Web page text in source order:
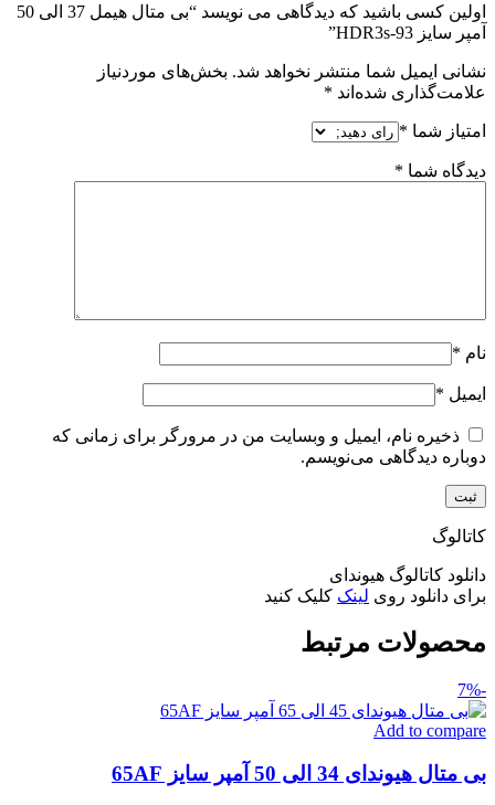
اولین کسی باشید که دیدگاهی می نویسد “بی متال هیمل 37 الی 50
آمپر سایز HDR3s-93”
نشانی ایمیل شما منتشر نخواهد شد. بخش‌های موردنیاز
علامت‌گذاری شده‌اند *
امتیاز شما *
دیدگاه شما *
نام *
ایمیل *
ذخیره نام، ایمیل و وبسایت من در مرورگر برای زمانی که
دوباره دیدگاهی می‌نویسم.
کاتالوگ
دانلود کاتالوگ هیوندای
برای دانلود روی لینک کلیک کنید
محصولات مرتبط
-7%
Add to compare
بی متال هیوندای 34 الی 50 آمپر سایز 65AF